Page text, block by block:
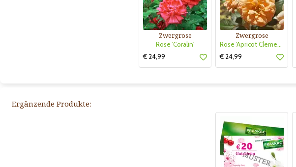
Zwergrose
Rose 'Coralin'
€ 24,99
Zwergrose
Rose 'Apricot Clementine'
€ 24,99
Ergänzende Produkte: